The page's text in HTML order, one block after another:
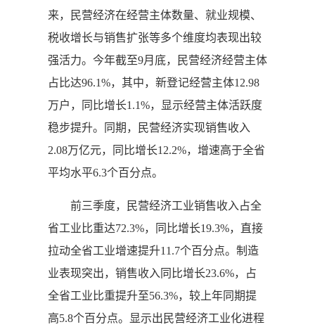
来，民营经济在经营主体数量、就业规模、
税收增长与销售扩张等多个维度均表现出较
强活力。今年截至9月底，民营经济经营主体
占比达96.1%，其中，新登记经营主体12.98
万户，同比增长1.1%，显示经营主体活跃度
稳步提升。同期，民营经济实现销售收入
2.08万亿元，同比增长12.2%，增速高于全省
平均水平6.3个百分点。
前三季度，民营经济工业销售收入占全
省工业比重达72.3%，同比增长19.3%，直接
拉动全省工业增速提升11.7个百分点。制造
业表现突出，销售收入同比增长23.6%，占
全省工业比重提升至56.3%，较上年同期提
高5.8个百分点。显示出民营经济工业化进程